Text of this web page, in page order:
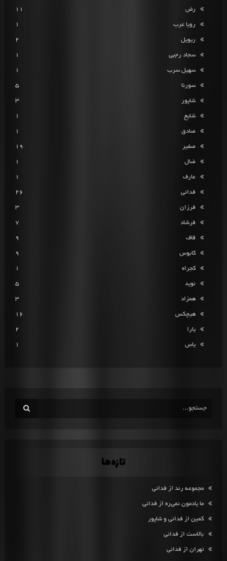
رض 11
رویا عرب 1
ریویل 2
سجاد رجبی 1
سهیل سرب 1
سورنا 5
شاپور 3
شایع 1
صادق 1
صفیر 19
ضال 1
عارف 1
فدائی 26
فرزان 3
فرشاد 7
قاف 9
کابوس 9
کجراه 1
نوید 5
همزاد 3
هیچکس 16
یارا 2
یاس 1
تازه‌ها
مجموعه رند از فدائی
ما یادمون نمی‌ره از فدائی
کمین از فدائی و شاپور
بالاست از فدائی
تهران از فدائی